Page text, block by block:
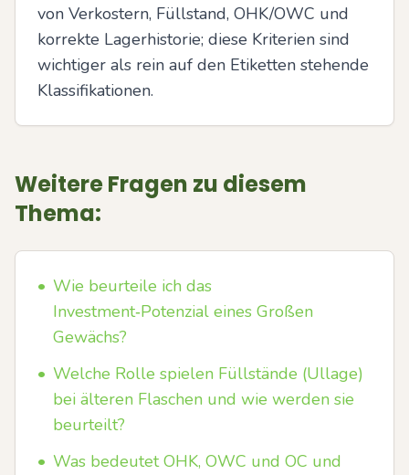
von Verkostern, Füllstand, OHK/OWC und
korrekte Lagerhistorie; diese Kriterien sind
wichtiger als rein auf den Etiketten stehende
Klassifikationen.
Weitere Fragen zu diesem
Thema:
• Wie beurteile ich das
Investment‑Potenzial eines Großen
Gewächs?
• Welche Rolle spielen Füllstände (Ullage)
bei älteren Flaschen und wie werden sie
beurteilt?
• Was bedeutet OHK, OWC und OC und